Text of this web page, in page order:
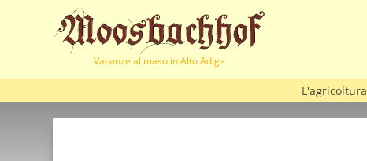
L'agricoltura
Vacanze al maso in Alto Adige